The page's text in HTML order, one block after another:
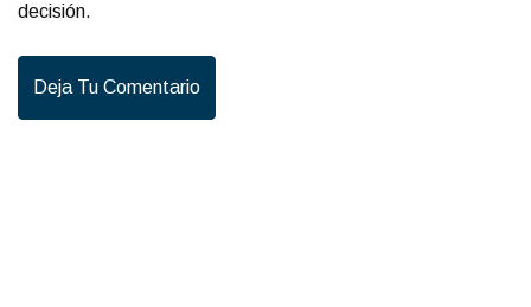
decisión.
Deja Tu Comentario